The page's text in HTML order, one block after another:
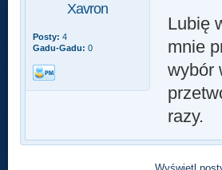
Xavron
Posty: 4
Gadu-Gadu: 0
Lubię
mnie
wybór
razy.